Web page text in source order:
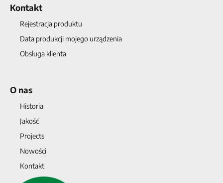
Kontakt
Rejestracja produktu
Data produkcji mojego urządzenia
Obsługa klienta
O nas
Historia
Jakość
Projects
Nowości
Kontakt